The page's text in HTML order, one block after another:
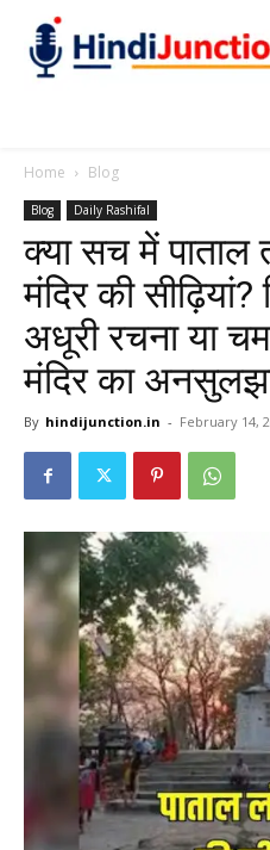
Home Blog
Blog Daily Rashifal
क्या सच में
मंदिर की सीढ़ियां?
अधूरी रचना या
मंदिर का
By hindijunction.in - February 14,